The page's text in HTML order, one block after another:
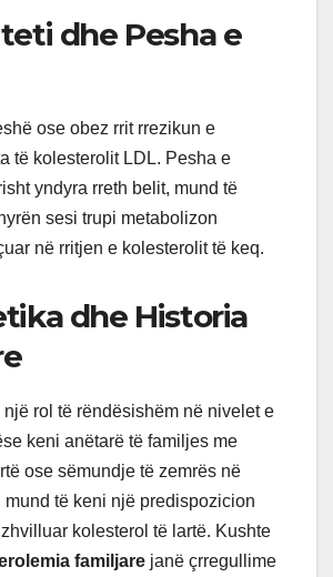
dhe Pesha e
ose obez rrit rrezikun e
të kolesterolit LDL. Pesha e
yndyra rreth belit, mund të
sesi trupi metabolizon
në rritjen e kolesterolit të keq.
dhe Historia
rol të rëndësishëm në nivelet e
keni anëtarë të familjes me
ose sëmundje të zemrës në
mund të keni një predispozicion
kolesterol të lartë. Kushte
familjare janë çrregullime